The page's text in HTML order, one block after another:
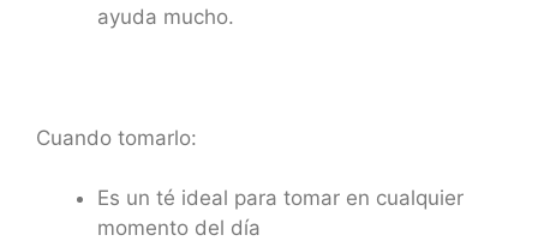
ayuda mucho.
Cuando tomarlo:
Es un té ideal para tomar en cualquier
momento del día